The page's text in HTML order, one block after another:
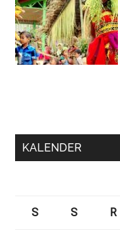
KALENDER
S
S R